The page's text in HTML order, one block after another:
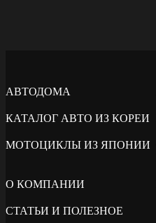
АВТОДОМА
КАТАЛОГ АВТО ИЗ КОРЕИ
МОТОЦИКЛЫ ИЗ ЯПОНИИ
О КОМПАНИИ
СТАТЬИ И ПОЛЕЗНОЕ